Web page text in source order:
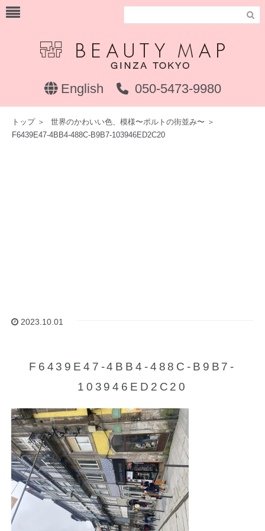

English 050-5473-9980
トップ＞ 世界のかわいい色、模様〜ポルトの街並み〜 ＞
F6439E47-4BB4-488C-B9B7-103946ED2C20
2023.10.01
F6439E47-4BB4-488C-B9B7-
103946ED2C20